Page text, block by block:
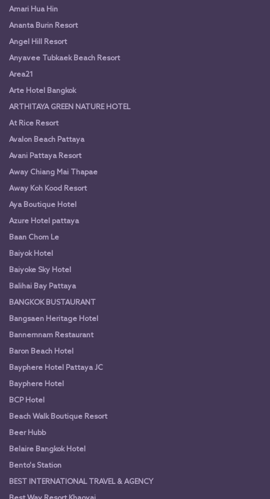
Amari Hua Hin
Ananta Burin Resort
Angel Hill Resort
Anyavee Tubkaek Beach Resort
Area21
Arte Hotel Bangkok
ARTHITAYA GREEN NATURE HOTEL
At Rice Resort
Avalon Beach Pattaya
Avani Pattaya Resort
Away Chiang Mai Thapae
Away Koh Kood Resort
Aya Boutique Hotel
Azure Hotel pattaya
Baan Chom Le
Baiyok Hotel
Baiyoke Sky Hotel
Balihai Bay Pattaya
BANGKOK BUSTAURANT
Bangsaen Heritage Hotel
Bannernnam Restaurant
Baron Beach Hotel
Bayphere Hotel Pattaya JC
Bayphere Hotel
BCP Hotel
Beach Walk Boutique Resort
Beer Hubb
Belaire Bangkok Hotel
Bento's Station
BEST INTERNATIONAL TRAVEL & AGENCY